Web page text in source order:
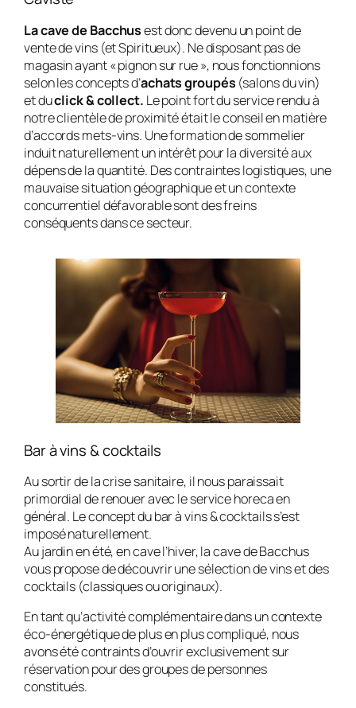
La cave de Bacchusest donc devenu un point de
vente de vins (et Spiritueux). Ne disposant pas de
magasin ayant « pignon sur rue », nous fonctionnions
selon les concepts d’achats groupés (salons du vin)
et duclick & collect. Le point fort du service rendu à
notre clientèle de proximité était le conseil en matière
d’accords mets-vins. Une formation de sommelier
induit naturellement un intérêt pour la diversité aux
dépens de la quantité. Des contraintes logistiques, une
mauvaise situation géographique et un contexte
concurrentiel défavorable sont des freins
conséquents dans ce secteur.
Bar à vins & cocktails
Au sortir de la crise sanitaire, il nous paraissait
primordial de renouer avec le service horeca en
général. Le concept du bar à vins & cocktails s’est
imposé naturellement.
Au jardin en été, en cave l’hiver, la cave de Bacchus
vous propose de découvrir une sélection de vins et des
cocktails (classiques ou originaux).
En tant qu’activité complémentaire dans un contexte
éco-énergétique de plus en plus compliqué, nous
avons été contraints d’ouvrir exclusivement sur
réservation pour des groupes de personnes
constitués.